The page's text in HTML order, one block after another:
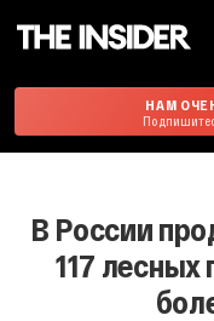
НАМ
В России
117